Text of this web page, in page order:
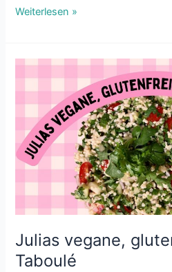
Weiterlesen »
Julias vegane,
Taboulé
Julias
glutenfreie, fettfreie
Taboulé